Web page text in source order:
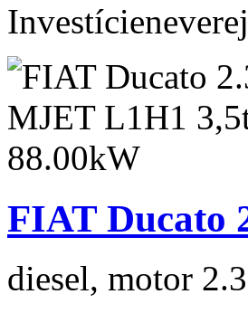
Investície
FIAT Ducato
diesel, motor